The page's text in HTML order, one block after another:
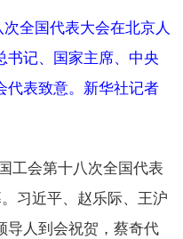
全国代表大会在北京人
书记、国家主席、中央
代表致意。新华社记者
会第十八次全国代表
习近平、赵乐际、王沪
导人到会祝贺，蔡奇代